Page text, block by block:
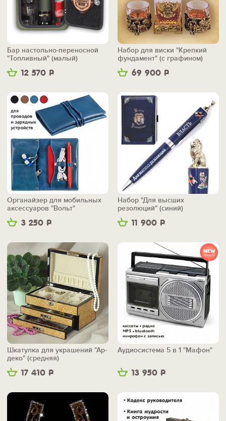
12 570 Р
Бар настольно-переносной
"Топливный" (малый)
69 900 Р
Набор для виски "Крепкий
фундамент" (с графином)
3 250 Р
Органайзер для мобильных
аксессуаров "Вольт"
11 900 Р
Набор "Для высших
резолюций" (синий)
17 410 Р
Шкатулка для украшений "Ар-
деко" (средняя)
13 950 Р
Аудиосистема 5 в 1 "Мафон"